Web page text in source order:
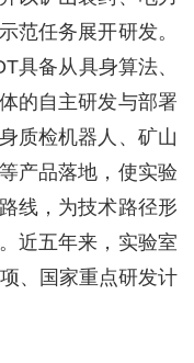
范任务展开研发。
具备从具身算法、
的自主研发与部署
质检机器人、矿山
产品落地，使实验
线，为技术路径形
近五年来，实验室
、国家重点研发计